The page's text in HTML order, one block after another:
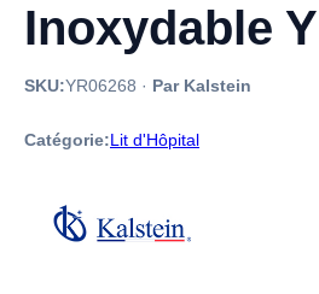
Inoxydable
SKU:YR06268 · Par Kalstein
Catégorie:Lit d'Hôpital